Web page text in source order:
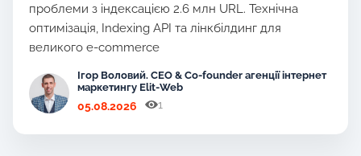
проблеми з індексацією 2.6 млн URL. Технічна
оптимізація, Indexing API та лінкбілдинг для
великого e-commerce
Ігор Воловий. CEO & Co-founder агенції інтернет
маркетингу Elit-Web
05.08.2026 1